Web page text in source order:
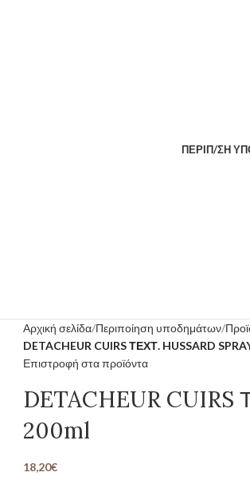
ΠΕΡΙΠ/ΣΗ
Αρχική σελίδα Περιποίηση υποδημάτων
DETACHEUR CUIRS ΤΕΧΤ. HUSSARD
Επιστροφή στα προϊόντα
DETACHEUR CUIRS
200ml
18,20€